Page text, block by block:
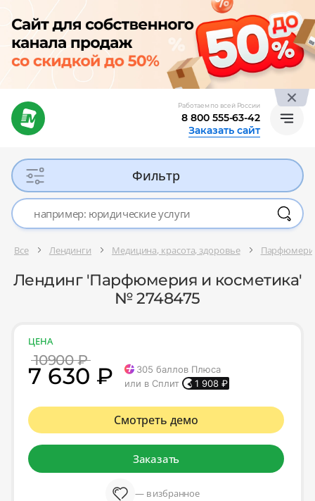
Работаем по всей России
8 800 555-63-42
Заказать сайт
Фильтр
Все Лендинги Медицина, красота, здоровье
Лендинг 'Парфюмерия и косметика'
№ 2748475
ЦЕНА
10900 ₽
7 630 ₽ 305 баллов Плюса
или в Сплит
1 908 ₽
Смотреть демо
Заказать
— в избранное